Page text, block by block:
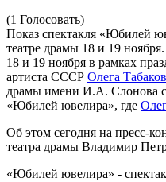
(1 Голосовать)
Показ спектакля «Юбилей
театре драмы 18 и 19 ноября.
18 и 19 ноября в рамках
артиста СССР Олега
драмы имени И.А. Слонова
«Юбилей ювелира», где
Об этом сегодня на пресс-
театра драмы Владимир
«Юбилей ювелира» -